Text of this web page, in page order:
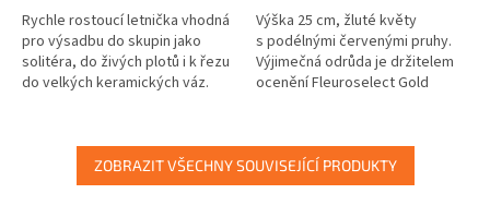
Rychle rostoucí letnička vhodná
pro výsadbu do skupin jako
solitéra, do živých plotů i k řezu
do velkých keramických váz.
Výška 25 cm, žluté květy
s podélnými červenými pruhy.
Výjimečná odrůda je držitelem
ocenění Fleuroselect Gold
ZOBRAZIT VŠECHNY SOUVISEJÍCÍ PRODUKTY